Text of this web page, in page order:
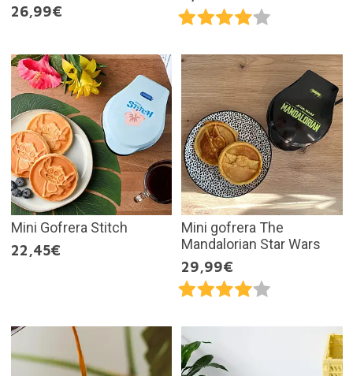
26,99€
Mini Gofrera Stitch
22,45€
Mini gofrera The
Mandalorian Star Wars
29,99€